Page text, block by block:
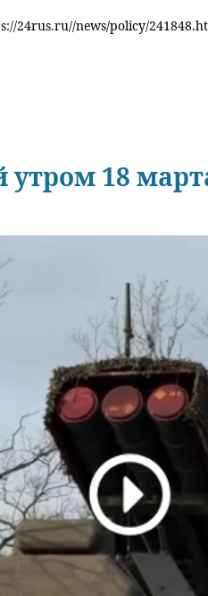
24rus.ru//news/policy/
18